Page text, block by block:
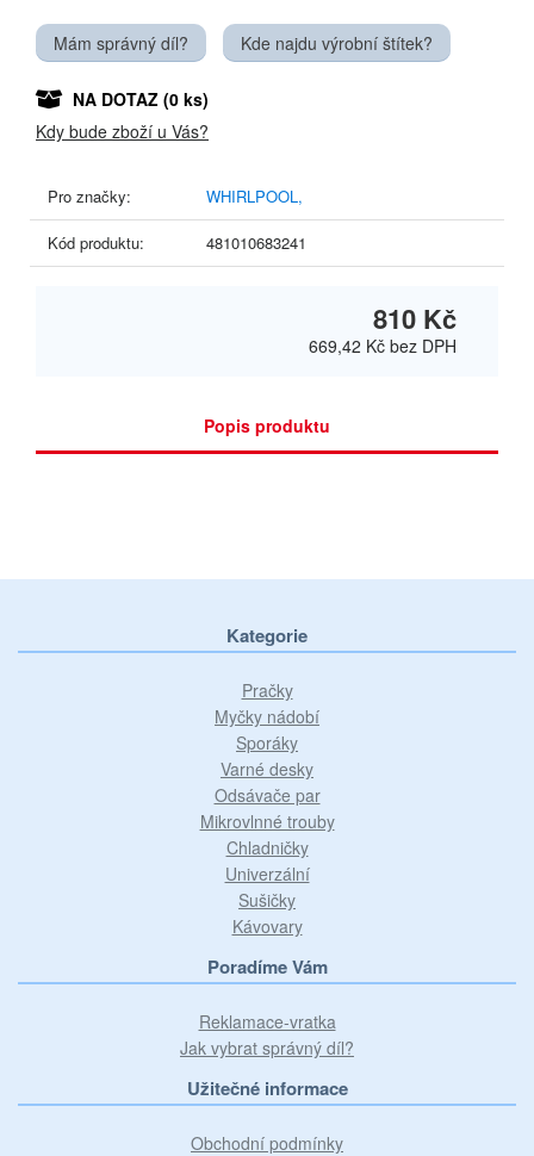
Mám správný díl? Kde najdu výrobní štítek?
NA DOTAZ (0 ks)
Kdy bude zboží u Vás?
Pro značky: WHIRLPOOL,
Kód produktu: 481010683241
810 Kč
669,42 Kč bez DPH
Popis produktu
Kategorie
Pračky
Myčky nádobí
Sporáky
Varné desky
Odsávače par
Mikrovlnné trouby
Chladničky
Univerzální
Sušičky
Kávovary
Poradíme Vám
Reklamace-vratka
Jak vybrat správný díl?
Užitečné informace
Obchodní podmínky